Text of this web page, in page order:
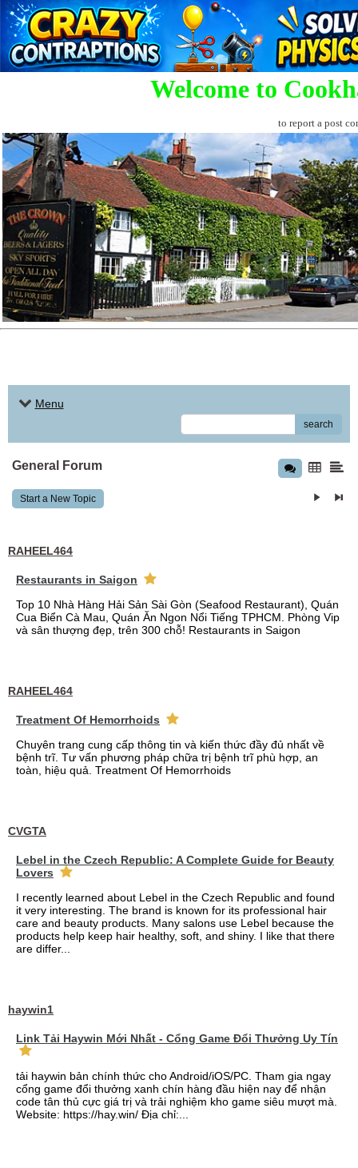
Welcome to
to report a post
Menu
search
General Forum
Start a New Topic
RAHEEL464
Restaurants in Saigon
Top 10 Nhà Hàng Hải Sản Sài Gòn (Seafood Restaurant), Quán
Cua Biển Cà Mau, Quán Ăn Ngon Nổi Tiếng TPHCM. Phòng Vip
và sân thượng đẹp, trên 300 chỗ! Restaurants in Saigon
RAHEEL464
Treatment Of Hemorrhoids
Chuyên trang cung cấp thông tin và kiến thức đầy đủ nhất về
bệnh trĩ. Tư vấn phương pháp chữa trị bệnh trĩ phù hợp, an
toàn, hiệu quả. Treatment Of Hemorrhoids
CVGTA
Lebel in the Czech Republic: A Complete Guide for Beauty
Lovers
I recently learned about Lebel in the Czech Republic and found
it very interesting. The brand is known for its professional hair
care and beauty products. Many salons use Lebel because the
products help keep hair healthy, soft, and shiny. I like that there
are differ...
haywin1
Link Tải Haywin Mới Nhất - Cổng Game Đổi Thưởng Uy Tín
tải haywin bản chính thức cho Android/iOS/PC. Tham gia ngay
cổng game đổi thưởng xanh chín hàng đầu hiện nay để nhận
code tân thủ cực giá trị và trải nghiệm kho game siêu mượt mà.
Website: https://hay.win/ Địa chỉ:...